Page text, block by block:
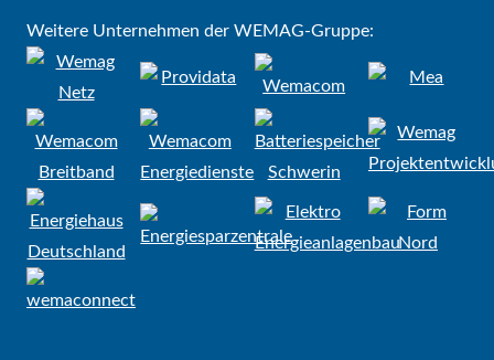
Weitere Unternehmen der WEMAG-Gruppe: